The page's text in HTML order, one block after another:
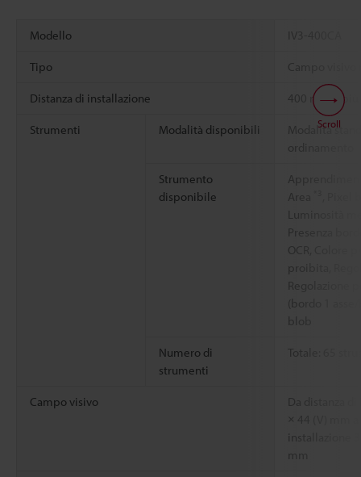
Modello IV3-400CA
Tipo Campo
Distanza di installazione 400 mm o più
Strumenti Modalità disponibili
Modalità
ordinamento
Strumento
disponibile
Area
Presenza
OCR, Colore
proibita,
Regolazione
(bordo 1
blob
Numero di
strumenti
Totale: 65
Campo visivo
Da distanza
× 44 (V) mm
mm
Scroll